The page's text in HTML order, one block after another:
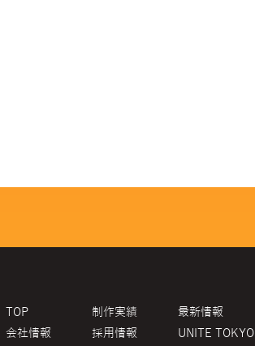
TOP
会社情報
制作実績
採用情報
最新情報
UNITE TOKYO